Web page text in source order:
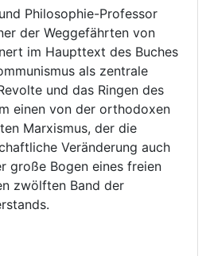
Philosophie-Professor
der Weggefährten von
im Haupttext des Buches
als zentrale
und das Ringen des
einen von der orthodoxen
Marxismus, der die
Veränderung auch
große Bogen eines freien
zwölften Band der